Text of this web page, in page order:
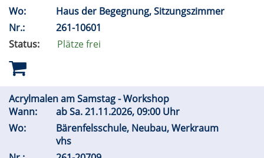
Wo:
Haus der Begegnung, Sitzungszimmer
Nr.:
261-10601
Status:
Plätze frei
Acrylmalen am Samstag - Workshop
Wann:
abSa.21.11.2026, 09:00 Uhr
Wo:
Bärenfelsschule, Neubau, Werkraum
vhs